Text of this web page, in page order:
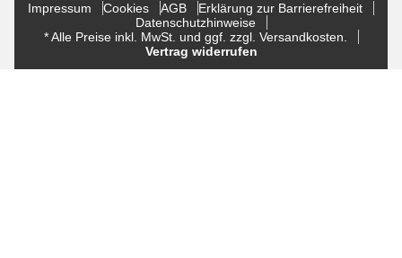
Impressum Cookies AGB
Erklärung zur Barrierefreiheit
Datenschutzhinweise
* Alle Preise inkl. MwSt. und ggf. zzgl. Versandkosten.
Vertrag widerrufen